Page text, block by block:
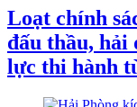
Loạt chính
đấu thầu,
lực thi hành